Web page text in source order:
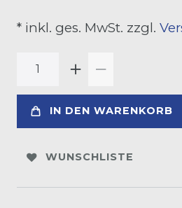
* inkl. ges. MwSt. zzgl.
IN DEN WARENKORB
WUNSCHLISTE